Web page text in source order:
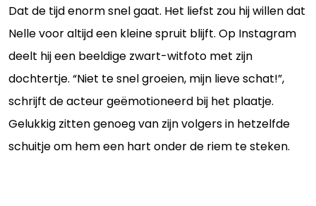
Dat de tijd enorm snel gaat. Het liefst zou hij willen dat
Nelle voor altijd een kleine spruit blijft. Op Instagram
deelt hij een beeldige zwart-witfoto met zijn
dochtertje. “Niet te snel groeien, mijn lieve schat!”,
schrijft de acteur geëmotioneerd bij het plaatje.
Gelukkig zitten genoeg van zijn volgers in hetzelfde
schuitje om hem een hart onder de riem te steken.